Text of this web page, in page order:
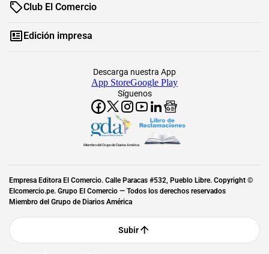
Club El Comercio
Edición impresa
Síguenos
Descarga nuestra App
App StoreGoogle Play
Miembro del Grupo de Diarios América
Empresa Editora El Comercio. Calle Paracas #532, Pueblo Libre. Copyright ©
Elcomercio.pe. Grupo El Comercio — Todos los derechos reservados
Miembro del Grupo de Diarios América
Subir